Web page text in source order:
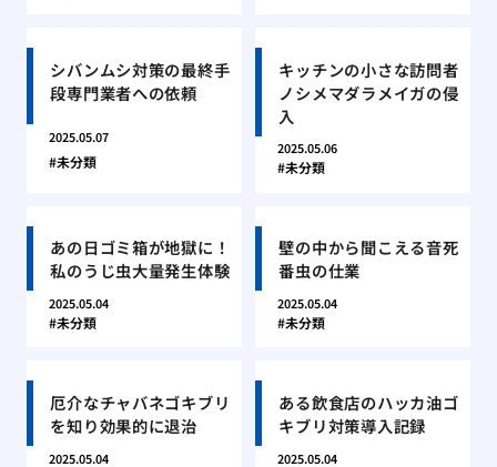
シバンムシ対策の最終手
段専門業者への依頼
2025.05.07
未分類
キッチンの小さな訪問者
ノシメマダラメイガの侵
入
2025.05.06
未分類
あの日ゴミ箱が地獄に！
私のうじ虫大量発生体験
2025.05.04
未分類
壁の中から聞こえる音死
番虫の仕業
2025.05.04
未分類
厄介なチャバネゴキブリ
を知り効果的に退治
2025.05.04
ある飲食店のハッカ油ゴ
キブリ対策導入記録
2025.05.04